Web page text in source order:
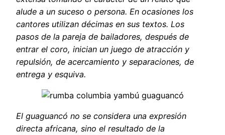
alude a un suceso o persona. En ocasiones los
cantores utilizan décimas en sus textos. Los
pasos de la pareja de bailadores, después de
entrar el coro, inician un juego de atracción y
repulsión, de acercamiento y separaciones, de
entrega y esquiva.
El guaguancó no se considera una expresión
directa africana, sino el resultado de la